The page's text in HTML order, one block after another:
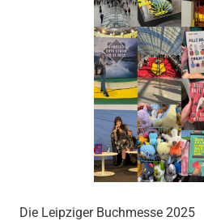
Die Leipziger Buchmesse 2025